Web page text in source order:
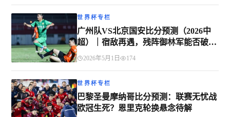
世界杯专栏
广州队VS北京国安比分预测（2026中
超）｜宿敌再遇，残阵御林军能否破
2026年5月1日 174
世界杯专栏
巴黎圣曼摩纳哥比分预测：联赛无忧战
欧冠生死？恩里克轮换悬念待解